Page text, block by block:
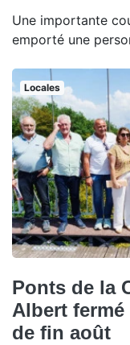
Une importante
emporté une
Locales
Ponts de la
Albert
de fin août